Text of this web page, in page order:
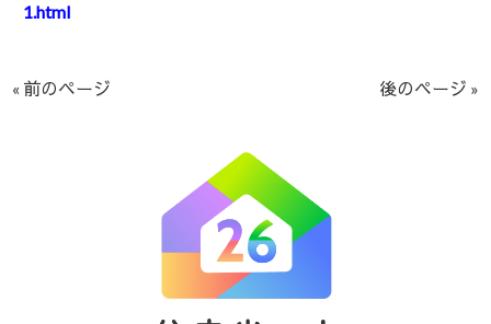
1.html
« 前のページ 後のページ »